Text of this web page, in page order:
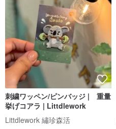
刺繍ワッペン/ピンバッジ | 重量
挙げコアラ | Littdlework
Littdlework 繡珍森活